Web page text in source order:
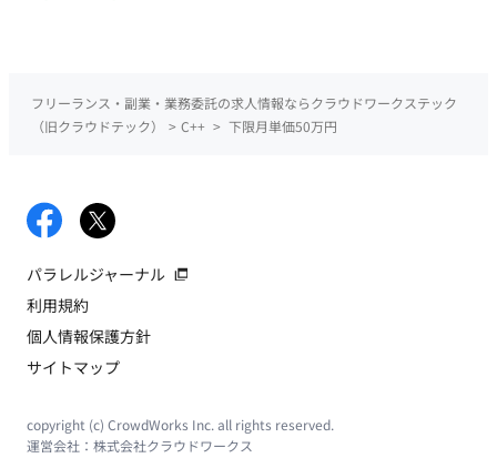
フリーランス・副業・業務委託の求人情報ならクラウドワークステック
（旧クラウドテック）
> C++ > 下限月単価50万円
パラレルジャーナル
利用規約
個人情報保護方針
サイトマップ
copyright (c) CrowdWorks Inc. all rights reserved.
運営会社： 株式会社クラウドワークス